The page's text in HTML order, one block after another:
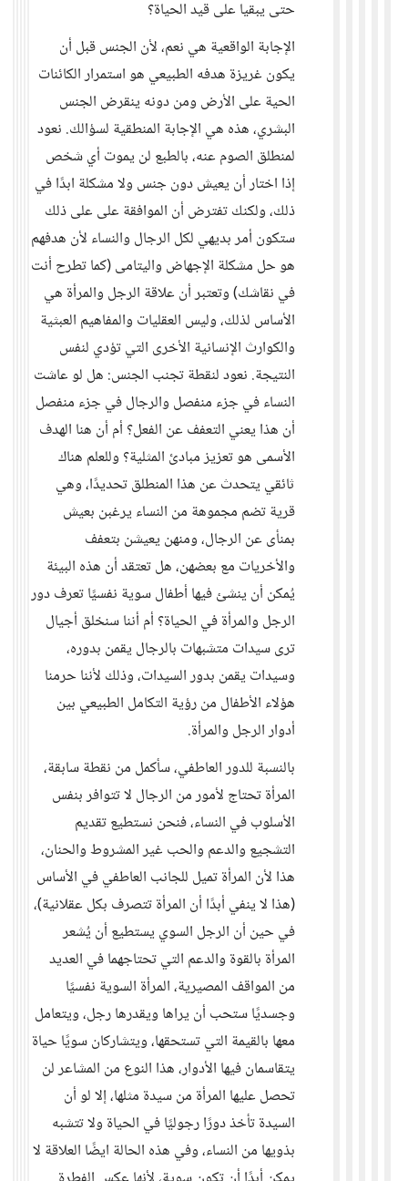
حتى يبقيا على قيد الحياة؟
الإجابة الواقعية هي نعم، لأن الجنس قبل أن
يكون غريزة هدفه الطبيعي هو استمرار الكائنات
الحية على الأرض ومن دونه ينقرض الجنس
البشري، هذه هي الإجابة المنطقية لسؤالك. نعود
لمنطلق الصوم عنه، بالطبع لن يموت أي شخص
إذا اختار أن يعيش دون جنس ولا مشكلة ابدًا في
ذلك، ولكنك تفترض أن الموافقة على على ذلك
ستكون أمر بديهي لكل الرجال والنساء لأن هدفهم
هو حل مشكلة الإجهاض واليتامى (كما تطرح أنت
في نقاشك) وتعتبر أن علاقة الرجل والمرأة هي
الأساس لذلك، وليس العقليات والمفاهيم العبثية
والكوارث الإنسانية الأخرى التي تؤدي لنفس
النتيجة. نعود لنقطة تجنب الجنس: هل لو عاشت
النساء في جزء منفصل والرجال في جزء منفصل
أن هذا يعني التعفف عن الفعل؟ أم أن هنا الهدف
الأسمى هو تعزيز مبادئ المثلية؟ وللعلم هناك
ثائقي يتحدث عن هذا المنطلق تحديدًا، وهي
قرية تضم مجموهة من النساء يرغبن بعيش
بمنأى عن الرجال، ومنهن يعيشن بتعفف
والأخريات مع بعضهن، هل تعتقد أن هذه البيئة
يُمكن أن ينشئ فيها أطفال سوية نفسيًا تعرف دور
الرجل والمرأة في الحياة؟ أم أننا سنخلق أجيال
ترى سيدات متشبهات بالرجال يقمن بدوره،
وسيدات يقمن بدور السيدات، وذلك لأننا حرمنا
هؤلاء الأطفال من رؤية التكامل الطبيعي بين
أدوار الرجل والمرأة.
بالنسبة للدور العاطفي، سأكمل من نقطة سابقة،
المرأة تحتاج لأمور من الرجال لا تتوافر بنفس
الأسلوب في النساء، فنحن نستطيع تقديم
التشجيع والدعم والحب غير المشروط والحنان،
هذا لأن المرأة تميل للجانب العاطفي في الأساس
(هذا لا ينفي أبدًا أن المرأة تتصرف بكل عقلانية)،
في حين أن الرجل السوي يستطيع أن يُشعر
المرأة بالقوة والدعم التي تحتاجهما في العديد
من المواقف المصيرية، المرأة السوية نفسيًا
وجسديًا ستحب أن يراها ويقدرها رجل، ويتعامل
معها بالقيمة التي تستحقها، ويتشاركان سويًا حياة
يتقاسمان فيها الأدوار، هذا النوع من المشاعر لن
تحصل عليها المرأة من سيدة مثلها، إلا لو أن
السيدة تأخذ دورًا رجوليًا في الحياة ولا تتشبه
بذويها من النساء، وفي هذه الحالة ايضًا العلاقة لا